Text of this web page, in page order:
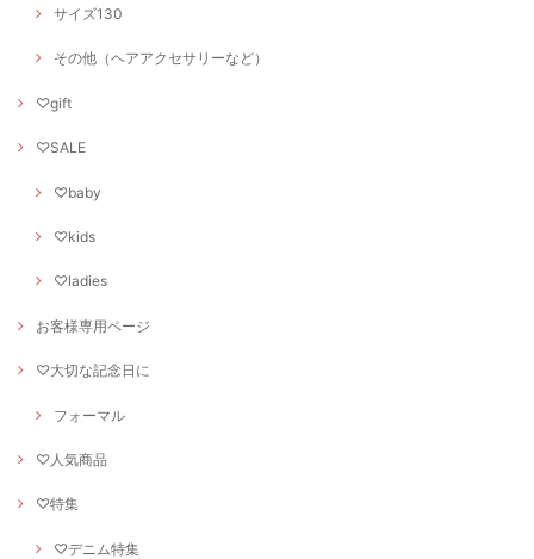
サイズ130
その他（ヘアアクセサリーなど）
♡gift
♡SALE
♡baby
♡kids
♡ladies
お客様専用ページ
♡大切な記念日に
フォーマル
♡人気商品
♡特集
♡デニム特集